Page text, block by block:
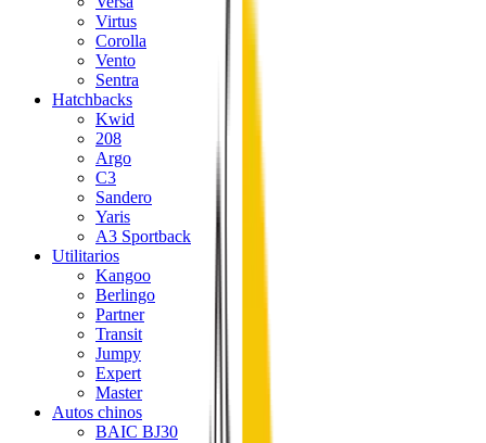
Virtus
Corolla
Vento
Sentra
Hatchbacks
Kwid
208
Argo
C3
Sandero
Yaris
A3 Sportback
Utilitarios
Kangoo
Berlingo
Partner
Transit
Jumpy
Expert
Master
Autos chinos
BAIC BJ30